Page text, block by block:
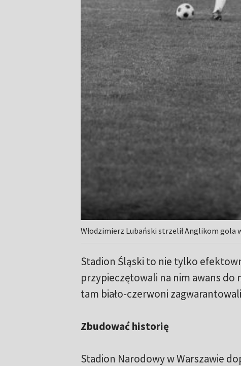
Włodzimierz Lubański strzelił Anglikom gola
Stadion Śląski to nie tylko
przypieczętowali na nim awans do
tam biało-czerwoni
Zbudować historię
Stadion Narodowy w Warszawie